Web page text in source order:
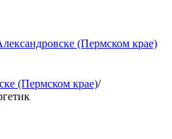
(Пермском крае)
(Пермском крае)/